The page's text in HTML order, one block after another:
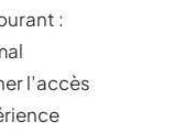
:
l’accès